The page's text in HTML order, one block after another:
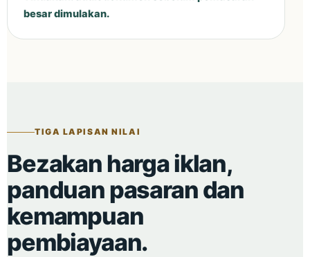
besar dimulakan.
TIGA LAPISAN NILAI
Bezakan harga iklan,
panduan pasaran dan
kemampuan
pembiayaan.